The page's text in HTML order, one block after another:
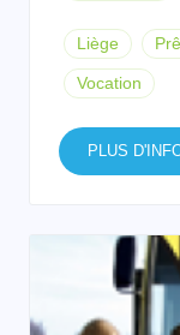
Liège
Vocation
PLUS